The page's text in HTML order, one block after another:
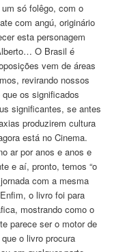
um só folêgo, com o
com angú, originário
esta personagem
O Brasil é
vem de áreas
revirando nossos
os significados
significantes, se antes
produzirem cultura
está no Cinema.
ar por anos e anos e
e aí, pronto, temos “o
com a mesma
o livro foi para
mostrando como o
parece ser o motor de
o livro procura